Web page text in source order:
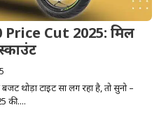
Cut 2025: मिल
थोड़ा टाइट सा लग रहा है, तो सुनो –
की....